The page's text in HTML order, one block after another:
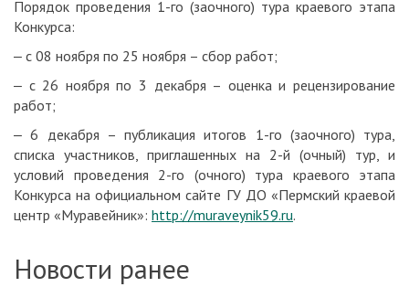
Порядок проведения 1-го (заочного) тура краевого этапа
Конкурса:
‒ с 08 ноября по 25 ноября – сбор работ;
‒ с 26 ноября по 3 декабря – оценка и рецензирование
работ;
‒ 6 декабря – публикация итогов 1-го (заочного) тура,
списка участников, приглашенных на 2-й (очный) тур, и
условий проведения 2-го (очного) тура краевого этапа
Конкурса на официальном сайте ГУ ДО «Пермский краевой
центр «Муравейник»: http://muraveynik59.ru.
Новости ранее